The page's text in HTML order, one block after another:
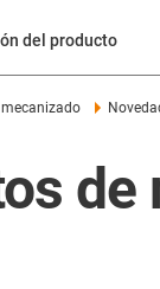
del producto